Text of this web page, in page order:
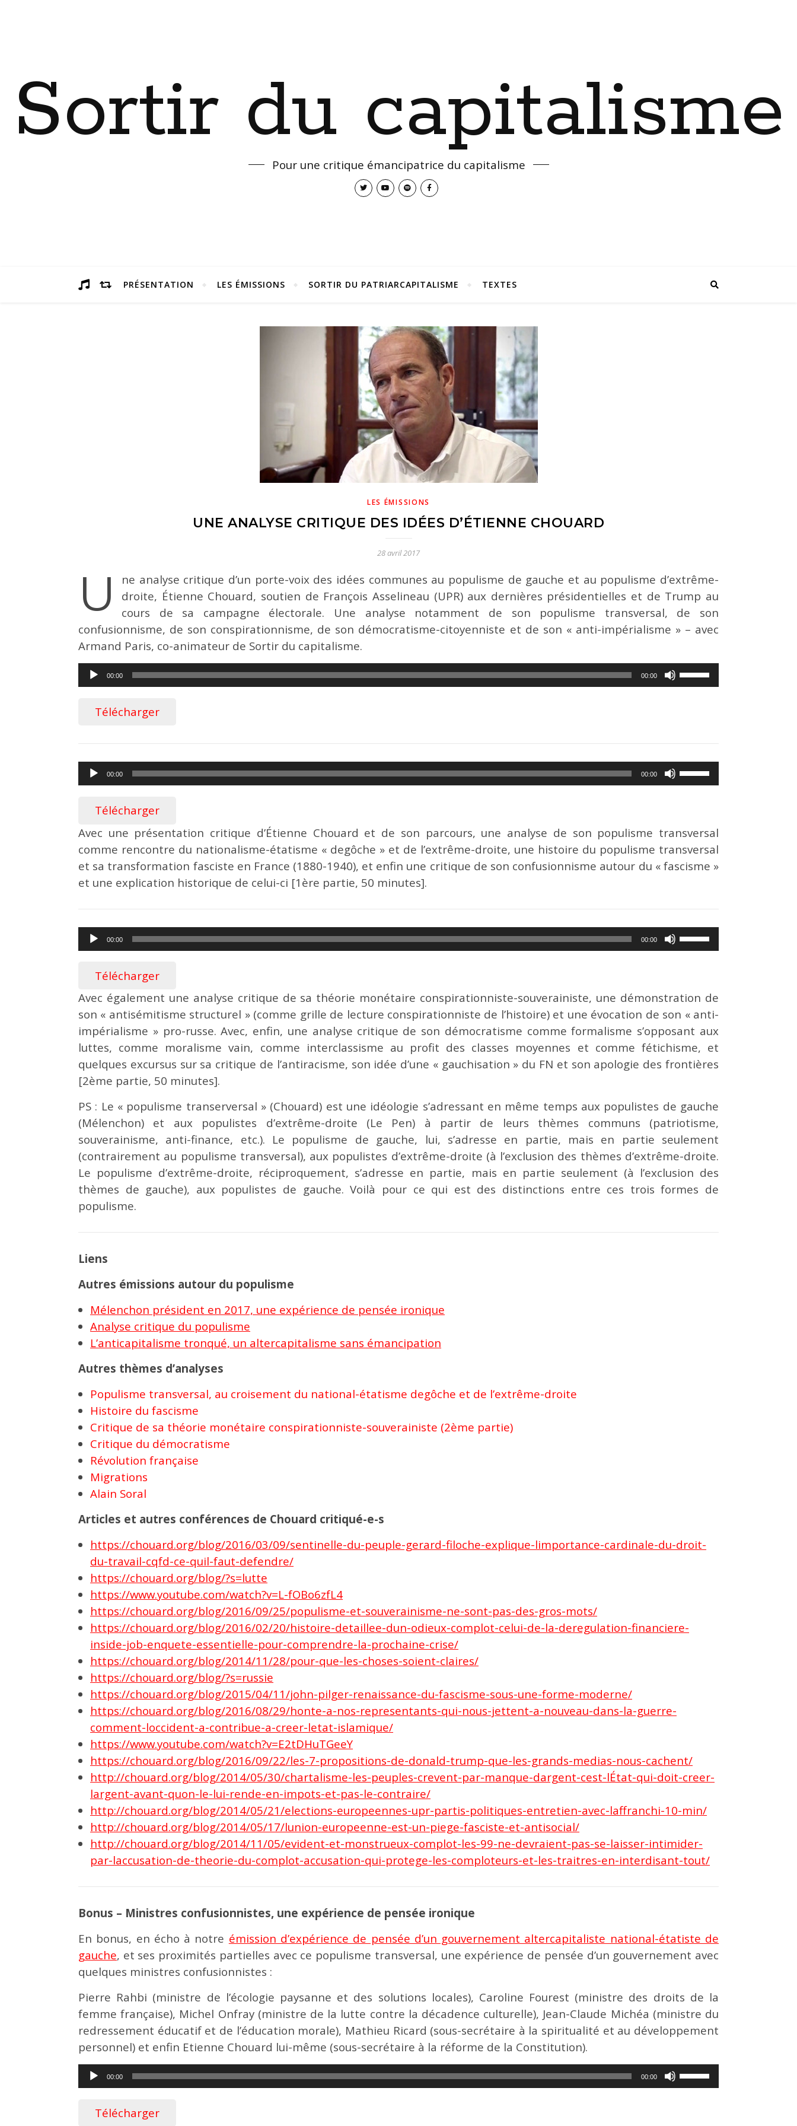
Sortir du capitalisme
Pour une critique émancipatrice du capitalisme
PRÉSENTATION LES ÉMISSIONS SORTIR DU PATRIARCAPITALISME TEXTES
LES ÉMISSIONS
UNE ANALYSE CRITIQUE DES IDÉES D’ÉTIENNE CHOUARD
28 avril 2017
U
ne analyse critique d’un porte-voix des idées communes au populisme de gauche et au populisme d’extrême-
droite, Étienne Chouard, soutien de François Asselineau (UPR) aux dernières présidentielles et de Trump au
cours de sa campagne électorale. Une analyse notamment de son populisme transversal, de son
confusionnisme, de son conspirationnisme, de son démocratisme-citoyenniste et de son « anti-impérialisme » – avec
Armand Paris, co-animateur de Sortir du capitalisme.
Lecteur
audio
00:00 00:00
Utilisez
les
ou
diminuer
Télécharger
Lecteur
audio
00:00 00:00
Utilisez
les
pour
augmenter
ou
Télécharger
Avec une présentation critique d’Étienne Chouard et de son parcours, une analyse de son populisme transversal
comme rencontre du nationalisme-étatisme « degôche » et de l’extrême-droite, une histoire du populisme transversal
et sa transformation fasciste en France (1880-1940), et enfin une critique de son confusionnisme autour du « fascisme »
et une explication historique de celui-ci [1ère partie, 50 minutes].
Lecteur
audio
00:00 00:00
Utilisez
les
pour
augmenter
ou
diminuer
le
Télécharger
Avec également une analyse critique de sa théorie monétaire conspirationniste-souverainiste, une démonstration de
son « antisémitisme structurel » (comme grille de lecture conspirationniste de l’histoire) et une évocation de son « anti-
impérialisme » pro-russe. Avec, enfin, une analyse critique de son démocratisme comme formalisme s’opposant aux
luttes, comme moralisme vain, comme interclassisme au profit des classes moyennes et comme fétichisme, et
quelques excursus sur sa critique de l’antiracisme, son idée d’une « gauchisation » du FN et son apologie des frontières
[2ème partie, 50 minutes].
PS : Le « populisme transerversal » (Chouard) est une idéologie s’adressant en même temps aux populistes de gauche
(Mélenchon) et aux populistes d’extrême-droite (Le Pen) à partir de leurs thèmes communs (patriotisme,
souverainisme, anti-finance, etc.). Le populisme de gauche, lui, s’adresse en partie, mais en partie seulement
(contrairement au populisme transversal), aux populistes d’extrême-droite (à l’exclusion des thèmes d’extrême-droite.
Le populisme d’extrême-droite, réciproquement, s’adresse en partie, mais en partie seulement (à l’exclusion des
thèmes de gauche), aux populistes de gauche. Voilà pour ce qui est des distinctions entre ces trois formes de
populisme.
Liens
Autres émissions autour du populisme
Mélenchon président en 2017, une expérience de pensée ironique
Analyse critique du populisme
L’anticapitalisme tronqué, un altercapitalisme sans émancipation
Autres thèmes d’analyses
Populisme transversal, au croisement du national-étatisme degôche et de l’extrême-droite
Histoire du fascisme
Critique de sa théorie monétaire conspirationniste-souverainiste (2ème partie)
Critique du démocratisme
Révolution française
Migrations
Alain Soral
Articles et autres conférences de Chouard critiqué-e-s
https://chouard.org/blog/2016/03/09/sentinelle-du-peuple-gerard-filoche-explique-limportance-cardinale-du-droit-
du-travail-cqfd-ce-quil-faut-defendre/
https://chouard.org/blog/?s=lutte
https://www.youtube.com/watch?v=L-fOBo6zfL4
https://chouard.org/blog/2016/09/25/populisme-et-souverainisme-ne-sont-pas-des-gros-mots/
https://chouard.org/blog/2016/02/20/histoire-detaillee-dun-odieux-complot-celui-de-la-deregulation-financiere-
inside-job-enquete-essentielle-pour-comprendre-la-prochaine-crise/
https://chouard.org/blog/2014/11/28/pour-que-les-choses-soient-claires/
https://chouard.org/blog/?s=russie
https://chouard.org/blog/2015/04/11/john-pilger-renaissance-du-fascisme-sous-une-forme-moderne/
https://chouard.org/blog/2016/08/29/honte-a-nos-representants-qui-nous-jettent-a-nouveau-dans-la-guerre-
comment-loccident-a-contribue-a-creer-letat-islamique/
https://www.youtube.com/watch?v=E2tDHuTGeeY
https://chouard.org/blog/2016/09/22/les-7-propositions-de-donald-trump-que-les-grands-medias-nous-cachent/
http://chouard.org/blog/2014/05/30/chartalisme-les-peuples-crevent-par-manque-dargent-cest-lÉtat-qui-doit-creer-
largent-avant-quon-le-lui-rende-en-impots-et-pas-le-contraire/
http://chouard.org/blog/2014/05/21/elections-europeennes-upr-partis-politiques-entretien-avec-laffranchi-10-min/
http://chouard.org/blog/2014/05/17/lunion-europeenne-est-un-piege-fasciste-et-antisocial/
http://chouard.org/blog/2014/11/05/evident-et-monstrueux-complot-les-99-ne-devraient-pas-se-laisser-intimider-
par-laccusation-de-theorie-du-complot-accusation-qui-protege-les-comploteurs-et-les-traitres-en-interdisant-tout/
Bonus – Ministres confusionnistes, une expérience de pensée ironique
En bonus, en écho à notre émission d’expérience de pensée d’un gouvernement altercapitaliste national-étatiste de
gauche, et ses proximités partielles avec ce populisme transversal, une expérience de pensée d’un gouvernement avec
quelques ministres confusionnistes :
Pierre Rahbi (ministre de l’écologie paysanne et des solutions locales), Caroline Fourest (ministre des droits de la
femme française), Michel Onfray (ministre de la lutte contre la décadence culturelle), Jean-Claude Michéa (ministre du
redressement éducatif et de l’éducation morale), Mathieu Ricard (sous-secrétaire à la spiritualité et au développement
personnel) et enfin Etienne Chouard lui-même (sous-secrétaire à la réforme de la Constitution).
Lecteur
audio
00:00 00:00
Utilisez
les
Télécharger